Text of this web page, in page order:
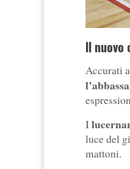
Il nuovo
Accurati
I
luce del
mattoni.